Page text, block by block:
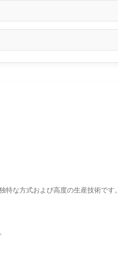
な方式および高度の生産技術です。